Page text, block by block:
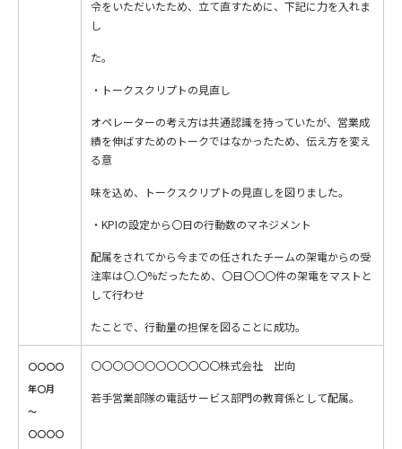
令をいただいたため、立て直すために、下記に力を入れま
し
た。
・トークスクリプトの見直し
オペレーターの考え方は共通認識を持っていたが、営業成
績を伸ばすためのトークではなかったため、伝え方を変え
る意
味を込め、トークスクリプトの見直しを図りました。
・KPIの設定から〇日の行動数のマネジメント
配属をされてから今までの任されたチームの架電からの受
注率は〇.〇%だったため、〇日〇〇〇件の架電をマストと
して行わせ
たことで、行動量の担保を図ることに成功。
〇〇〇〇
年〇月
～
〇〇〇〇
〇〇〇〇〇〇〇〇〇〇〇〇株式会社 出向
若手営業部隊の電話サービス部門の教育係として配属。